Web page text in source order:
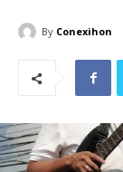
By Conexihon